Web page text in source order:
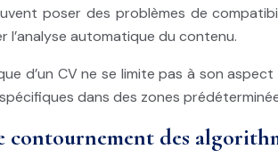
poser des problèmes de
l’analyse automatique du contenu.
d’un CV ne se limite pas à son
dans des zones
contournement des